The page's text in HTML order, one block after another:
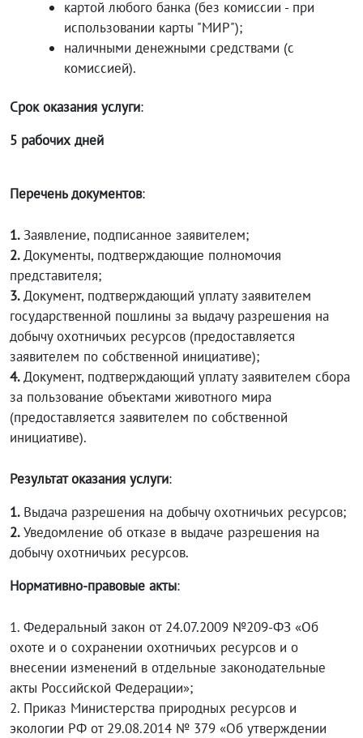
картой любого банка (без комиссии - при
использовании карты "МИР");
наличными денежными средствами (с
комиссией).
Срок оказания услуги:
5 рабочих дней
Перечень документов:
1. Заявление, подписанное заявителем;
2.Документы, подтверждающие полномочия
представителя;
3.Документ, подтверждающий уплату заявителем
государственной пошлины за выдачу разрешения на
добычу охотничьих ресурсов (предоставляется
заявителем по собственной инициативе);
4.Документ, подтверждающий уплату заявителем сбора
за пользование объектами животного мира
(предоставляется заявителем по собственной
инициативе).
Результат оказания услуги:
1. Выдача разрешения на добычу охотничьих ресурсов;
2.Уведомление об отказе в выдаче разрешения на
добычу охотничьих ресурсов.
Нормативно-правовые акты:
1. Федеральный закон от 24.07.2009 №209-ФЗ «Об
охоте и о сохранении охотничьих ресурсов и о
внесении изменений в отдельные законодательные
акты Российской Федерации»;
2. Приказ Министерства природных ресурсов и
экологии РФ от 29.08.2014 № 379 «Об утверждении